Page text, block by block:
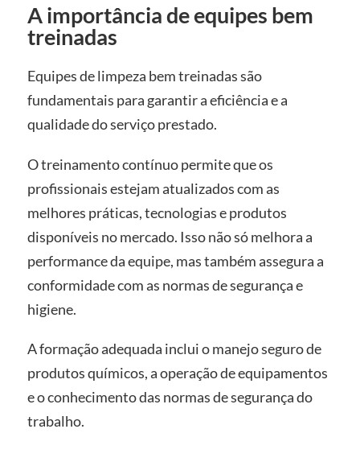
A importância de equipes bem
treinadas
Equipes de limpeza bem treinadas são
fundamentais para garantir a eficiência e a
qualidade do serviço prestado.
O treinamento contínuo permite que os
profissionais estejam atualizados com as
melhores práticas, tecnologias e produtos
disponíveis no mercado. Isso não só melhora a
performance da equipe, mas também assegura a
conformidade com as normas de segurança e
higiene.
A formação adequada inclui o manejo seguro de
produtos químicos, a operação de equipamentos
e o conhecimento das normas de segurança do
trabalho.